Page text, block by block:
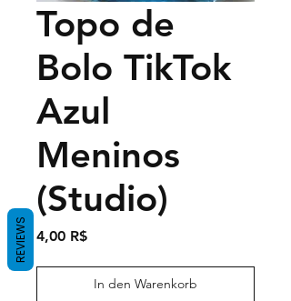
Topo de
Bolo TikTok
Azul
Meninos
(Studio)
4,00 R$Preis
In den Warenkorb
REVIEWS